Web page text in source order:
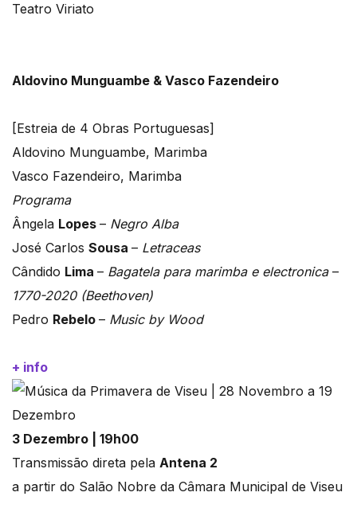
Teatro Viriato
Aldovino Munguambe & Vasco Fazendeiro
[Estreia de 4 Obras Portuguesas]
Aldovino Munguambe, Marimba
Vasco Fazendeiro, Marimba
Programa
Ângela Lopes – Negro Alba
José Carlos Sousa – Letraceas
Cândido Lima – Bagatela para marimba e electronica–
1770-2020 (Beethoven)
Pedro Rebelo – Music by Wood
+ info
3 Dezembro | 19h00
Transmissão direta pela Antena 2
a partir do Salão Nobre da Câmara Municipal de Viseu